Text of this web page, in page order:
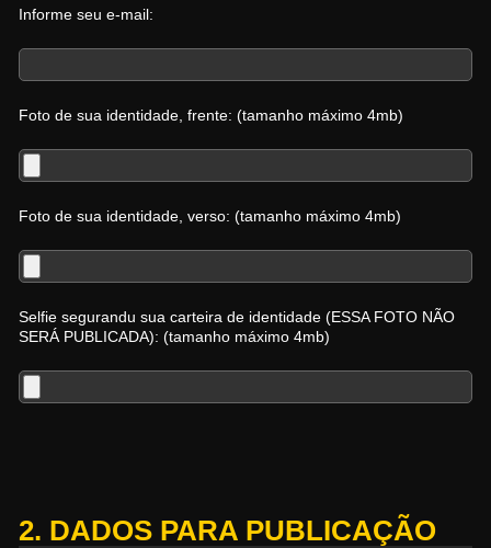
Informe seu e-mail:
Foto de sua identidade, frente: (tamanho máximo 4mb)
Foto de sua identidade, verso: (tamanho máximo 4mb)
Selfie segurandu sua carteira de identidade (ESSA FOTO NÃO
SERÁ PUBLICADA): (tamanho máximo 4mb)
2. DADOS PARA PUBLICAÇÃO